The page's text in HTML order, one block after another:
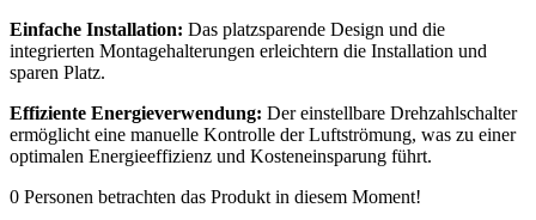
speed
Menge
Einfache Installation: Das platzsparende Design und die
integrierten Montagehalterungen erleichtern die Installation und
sparen Platz.
Effiziente Energieverwendung: Der einstellbare Drehzahlschalter
ermöglicht eine manuelle Kontrolle der Luftströmung, was zu einer
optimalen Energieeffizienz und Kosteneinsparung führt.
0 Personen betrachten das Produkt in diesem Moment!